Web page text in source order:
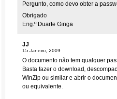
Pergunto, como devo obter a
Obrigado
Eng.º Duarte Ginga
JJ
15 Janeiro, 2009
O documento não tem qualquer
Basta fazer o download,
WinZip ou similar e abrir o
ou equivalente.